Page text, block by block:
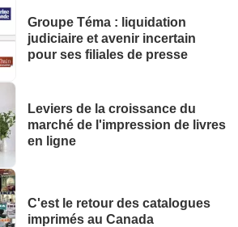
Groupe Téma : liquidation
judiciaire et avenir incertain
pour ses filiales de presse
Leviers de la croissance du
marché de l'impression de livres
en ligne
C'est le retour des catalogues
imprimés au Canada